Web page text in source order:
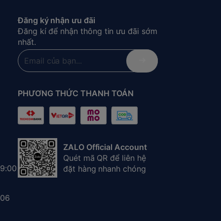
Đăng ký nhận ưu đãi
Đăng kí để nhận thông tin ưu đãi sớm
nhất.
PHƯƠNG THỨC THANH TOÁN
ZALO Official Account
Quét mã QR để liên hệ
đặt hàng nhanh chóng